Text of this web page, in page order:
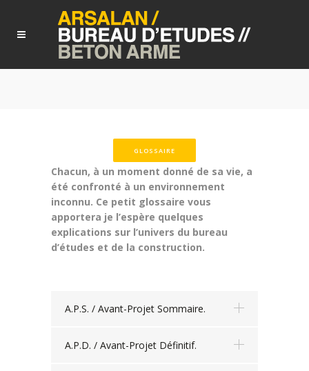
GLOSSAIRE
Chacun, à un moment donné de sa vie, a
été confronté à un environnement
inconnu. Ce petit glossaire vous
apportera je l’espère quelques
explications sur l’univers du bureau
d’études et de la construction.
A.P.S. / Avant-Projet Sommaire.
A.P.D. / Avant-Projet Définitif.